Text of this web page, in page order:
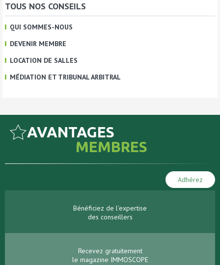
TOUS NOS CONSEILS
QUI SOMMES-NOUS
DEVENIR MEMBRE
LOCATION DE SALLES
MÉDIATION ET TRIBUNAL ARBITRAL
AVANTAGES
MEMBRES
Adhérez
Bénéficiez de l'expertise
des conseillers
Recevez gratuitement
le magazine IMMOSCOPE